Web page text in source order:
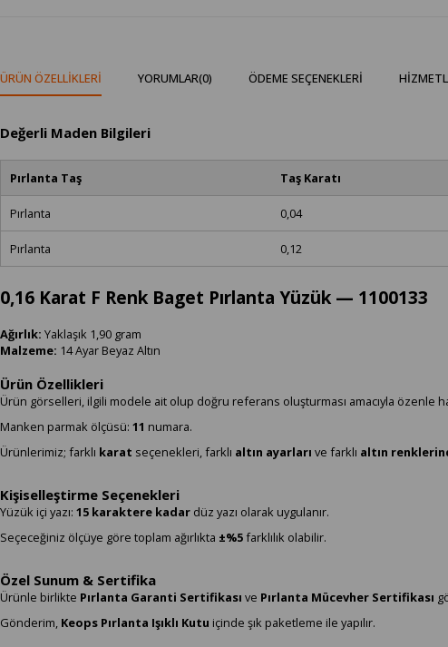
ÜRÜN ÖZELLIKLERI YORUMLAR(0) ÖDEME SEÇENEKLERI
Değerli Maden Bilgileri
Pırlanta Taş Taş Karatı
Pırlanta 0,04
Pırlanta 0,12
0,16 Karat F Renk Baget Pırlanta Yüzük — 1100133
Ağırlık: Yaklaşık 1,90 gram
Malzeme: 14 Ayar Beyaz Altın
Ürün Özellikleri
Ürün görselleri, ilgili modele ait olup doğru referans oluşturması amacıyla özenle
Manken parmak ölçüsü: 11 numara.
Ürünlerimiz; farklı karat seçenekleri, farklı altın ayarları ve farklı altın
Kişiselleştirme Seçenekleri
Yüzük içi yazı: 15 karaktere kadar düz yazı olarak uygulanır.
Seçeceğiniz ölçüye göre toplam ağırlıkta ±%5farklılık olabilir.
Özel Sunum & Sertifika
Ürünle birlikte Pırlanta Garanti Sertifikası ve Pırlanta Mücevher Sertifikası
Gönderim, Keops Pırlanta Işıklı Kutu içinde şık paketleme ile yapılır.